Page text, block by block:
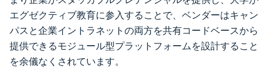
エグゼクティブ教育に参入することで、ベンダーはキャン
パスと企業イントラネットの両方を共有コードベースから
提供できるモジュール型プラットフォームを設計すること
を余儀なくされています。